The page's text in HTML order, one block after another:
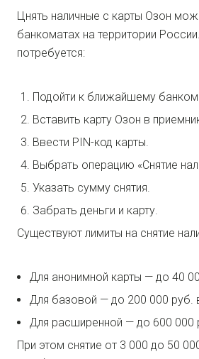
Цнять наличные с карты Озон
банкоматах на территории
потребуется:
Подойти к ближайшему
Вставить карту Озон в
Ввести PIN-код карты.
Выбрать операцию «Снятие
Указать сумму снятия.
Забрать деньги и карту.
Существуют лимиты на снятие
Для анонимной карты — до 40
Для базовой — до 200 000 руб.
Для расширенной — до 600 000
При этом снятие от 3 000 до 50